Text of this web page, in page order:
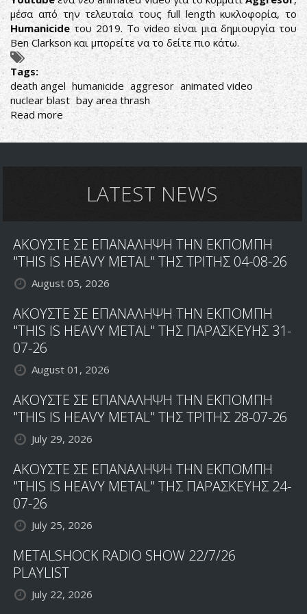
μέσα από την τελευταία τους full length κυκλοφορία, το
Humanicideτου 2019. Το video είναι μια δημιουργία του
Ben Clarkson και μπορείτε να το δείτε πιο κάτω.
Tags:
death angel humanicide aggresor animated video
nuclear blast bay area thrash
Read more about
DEATH
ANGEL:
ΤΟΥΣLATEST NEWS
ΑΚΟΥΣΤΕ ΣΕ ΕΠΑΝΑΛΗΨΗ ΤΗΝ ΕΚΠΟΜΠΗ
"THIS IS HEAVY METAL" ΤΗΣ ΤΡΙΤΗΣ 04-08-26
August 05, 2026
ΑΚΟΥΣΤΕ ΣΕ ΕΠΑΝΑΛΗΨΗ ΤΗΝ ΕΚΠΟΜΠΗ
"THIS IS HEAVY METAL" ΤΗΣ ΠΑΡΑΣΚΕΥΗΣ 31-
07-26
August 01, 2026
ΑΚΟΥΣΤΕ ΣΕ ΕΠΑΝΑΛΗΨΗ ΤΗΝ ΕΚΠΟΜΠΗ
"THIS IS HEAVY METAL" ΤΗΣ ΤΡΙΤΗΣ 28-07-26
July 29, 2026
ΑΚΟΥΣΤΕ ΣΕ ΕΠΑΝΑΛΗΨΗ ΤΗΝ ΕΚΠΟΜΠΗ
"THIS IS HEAVY METAL" ΤΗΣ ΠΑΡΑΣΚΕΥΗΣ 24-
07-26
July 25, 2026
METALSHOCK RADIO SHOW 22/7/26
PLAYLIST
July 22, 2026